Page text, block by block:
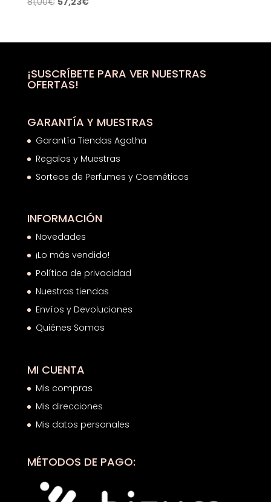
era:
es:
¡SUSCRÍBETE PARA VER NUESTRAS
OFERTAS!
GARANTÍA Y MUESTRAS
Garantía Tiendas Agatha
Regalos y Muestras
Sorteos de Perfumes y Cosméticos
INFORMACIÓN
Novedades
¡Lo más vendido!
Política de privacidad
Nuestras tiendas
Envíos y Devoluciones
Quiénes Somos
MI CUENTA
Mis compras
Mis direcciones
Mis datos personales
MÉTODOS DE PAGO: